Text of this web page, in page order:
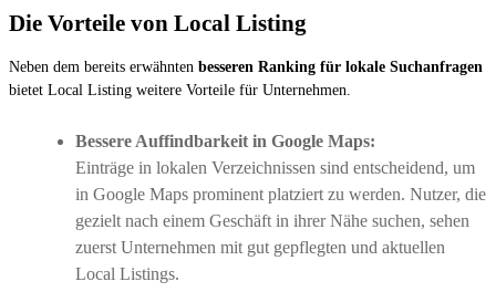
Die Vorteile von Local Listing
Neben dem bereits erwähnten besseren Ranking für lokale Suchanfragen
bietet Local Listing weitere Vorteile für Unternehmen.
Bessere Auffindbarkeit in Google Maps:
Einträge in lokalen Verzeichnissen sind entscheidend, um
in Google Maps prominent platziert zu werden. Nutzer, die
gezielt nach einem Geschäft in ihrer Nähe suchen, sehen
zuerst Unternehmen mit gut gepflegten und aktuellen
Local Listings.